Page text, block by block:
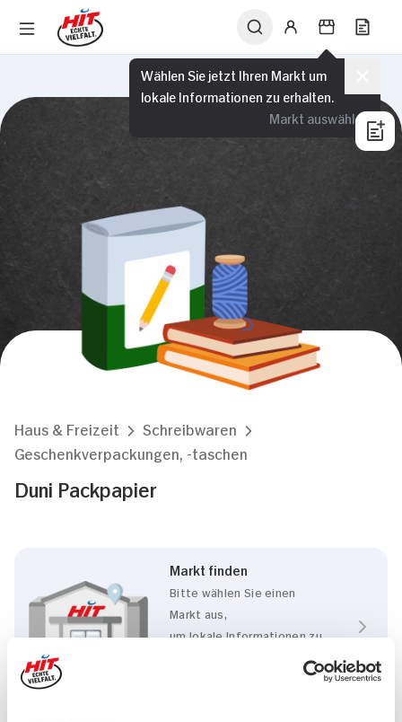
Wählen Sie jetzt Ihren Markt um
lokale Informationen zu erhalten.
Markt auswählen
Haus & Freizeit
Schreibwaren
Geschenkverpackungen, -taschen
Duni Packpapier
Markt finden
Bitte wählen Sie einen
Markt aus,
um lokale Informationen zu